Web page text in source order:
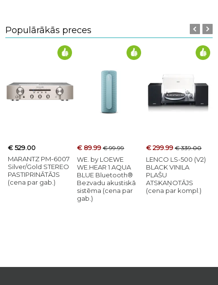
Populārākās preces
€ 529.00
MARANTZ PM-6007
Silver/Gold STEREO
PASTIPRINĀTĀJS
(cena par gab.)
€ 89.99€ 99.99
WE. by LOEWE
WE.HEAR 1 AQUA
BLUE Bluetooth®
Bezvadu akustiskā
sistēma (cena par
gab.)
€ 299.99€ 339.00
LENCO LS-500 (V2)
BLACK VINILA
PLAŠU
ATSKAŅOTĀJS
(cena par kompl.)